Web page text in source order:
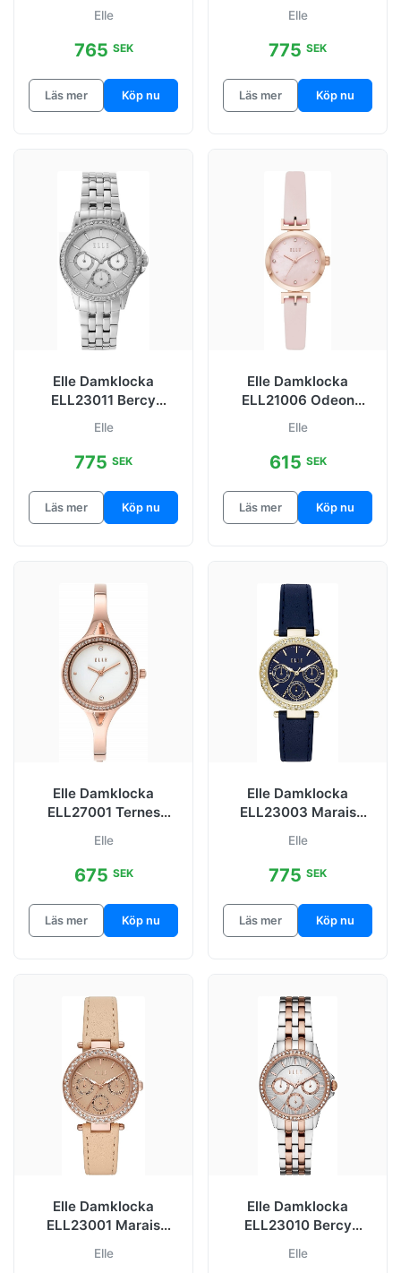
Grå/Roséguldstonat
stål Ø32
Elle
765 SEK
Läs mer Köp nu
stål Ø32 mm
Elle
775 SEK
Läs mer Köp nu
Elle Damklocka
ELL23011 Bercy
mm
Elle
775 SEK
Läs mer Köp nu
Elle Damklocka
ELL21006 Odeon
Elle
615 SEK
Läs mer Köp nu
Elle Damklocka
ELL27001 Ternes
stål Ø27 mm
Elle
675 SEK
Läs mer Köp nu
Elle Damklocka
ELL23003 Marais
Elle
775 SEK
Läs mer Köp nu
Elle Damklocka
ELL23001 Marais
Elle
Elle Damklocka
ELL23010 Bercy
t stål Ø32 mm
Elle